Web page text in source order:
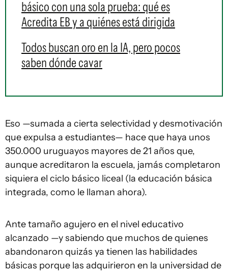
básico con una sola prueba: qué es
Acredita EB y a quiénes está dirigida
Todos buscan oro en la IA, pero pocos
saben dónde cavar
Eso —sumada a cierta selectividad y desmotivación
que expulsa a estudiantes— hace que haya unos
350.000 uruguayos mayores de 21 años que,
aunque acreditaron la escuela, jamás completaron
siquiera el ciclo básico liceal (la educación básica
integrada, como le llaman ahora).
Ante tamaño agujero en el nivel educativo
alcanzado —y sabiendo que muchos de quienes
abandonaron quizás ya tienen las habilidades
básicas porque las adquirieron en la universidad de